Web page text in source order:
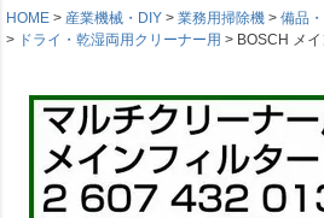
HOME
産業機械・DIY 業務用掃除機
備品
ドライ・乾湿両用クリーナー用
BOSCH メ